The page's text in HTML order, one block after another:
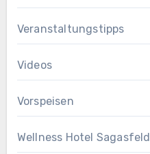
Veranstaltungstipps
Videos
Vorspeisen
Wellness Hotel Sagasfeld